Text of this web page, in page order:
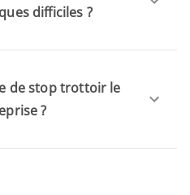
difficiles ?
de stop trottoir le
?